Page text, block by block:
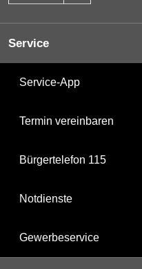
Service
Service-App
Termin vereinbaren
Bürgertelefon 115
Notdienste
Gewerbeservice